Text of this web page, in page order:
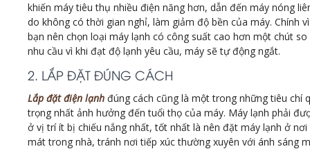
khiến máy tiêu thụ nhiều điện năng hơn, dẫn đến máy nóng
do không có thời gian nghỉ, làm giảm độ bền của máy. Chính
bạn nên chọn loại máy lạnh có công suất cao hơn một chút so
nhu cầu vì khi đạt độ lạnh yêu cầu, máy sẽ tự động ngắt.
2. LẮP ĐẶT ĐÚNG CÁCH
Lắp đặt điện lạnh đúng cách cũng là một trong những tiêu chí
trọng nhất ảnh hưởng đến tuổi thọ của máy. Máy lạnh phải
ở vị trí ít bị chiếu nắng nhất, tốt nhất là nên đặt máy lạnh ở nơi
mát trong nhà, tránh nơi tiếp xúc thường xuyên với ánh sáng